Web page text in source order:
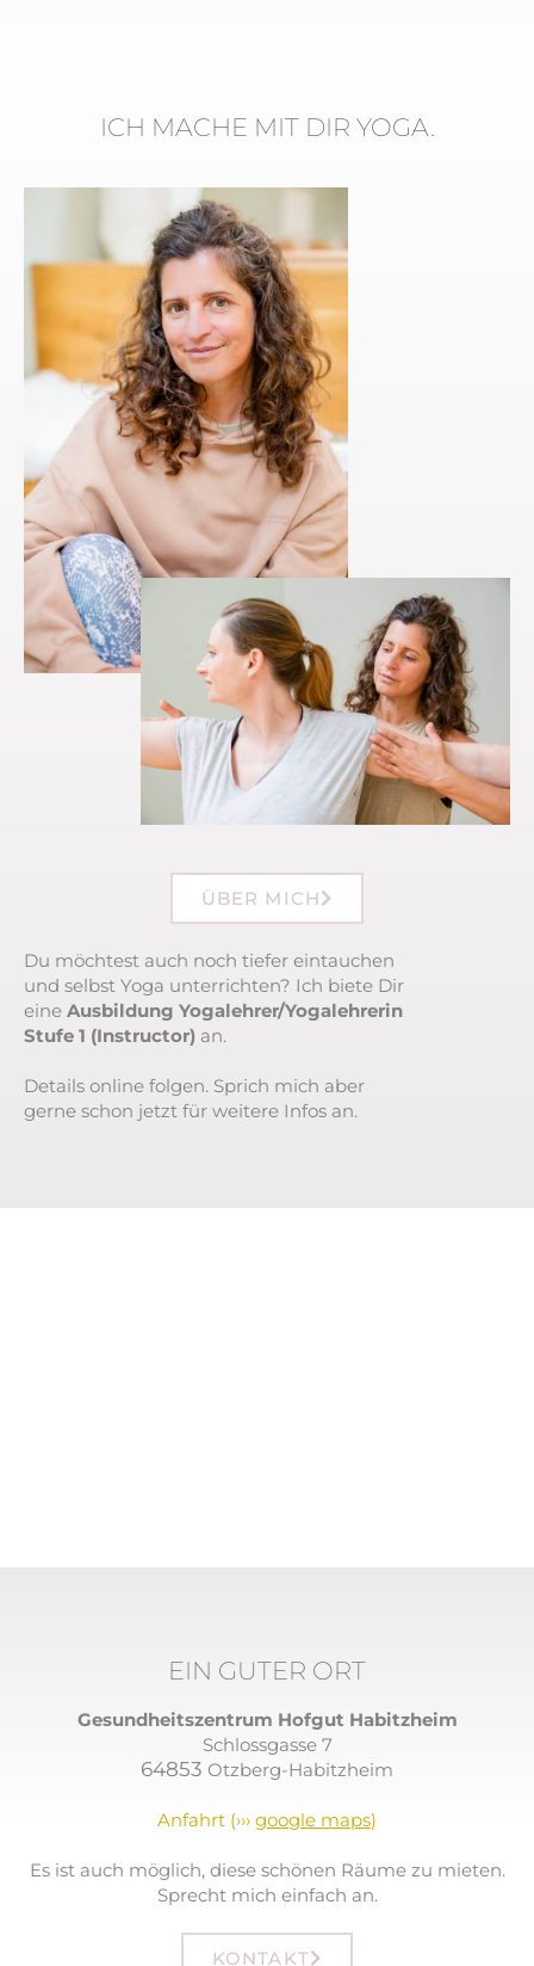
ICH MACHE MIT DIR YOGA.
ÜBER MICH
Du möchtest auch noch tiefer eintauchen
und selbst Yoga unterrichten? Ich biete Dir
eine Ausbildung Yogalehrer/Yogalehrerin
Stufe 1 (Instructor) an.
Details online folgen. Sprich mich aber
gerne schon jetzt für weitere Infos an.
EIN GUTER ORT
Gesundheitszentrum Hofgut Habitzheim
Schlossgasse 7
64853 Otzberg-Habitzheim
Anfahrt (››› google maps)
Es ist auch möglich, diese schönen Räume zu mieten.
Sprecht mich einfach an.
KONTAKT